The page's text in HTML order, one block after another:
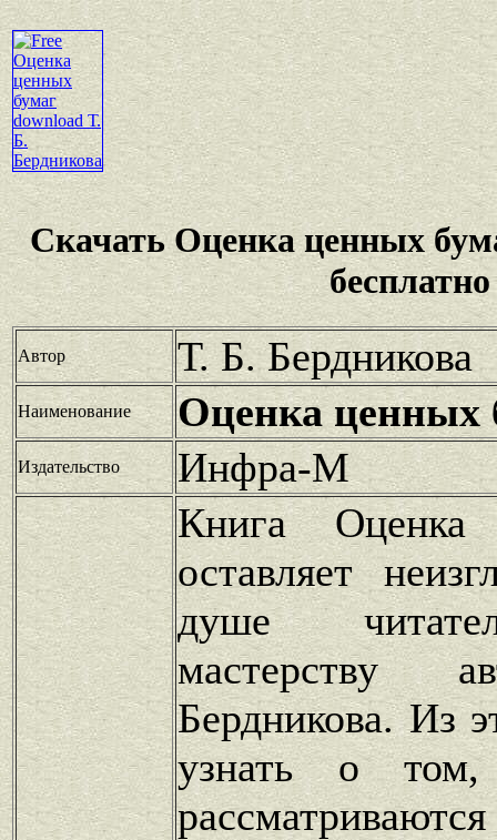
Скачать Оценка ценных
бесплатно
Автор Т. Б. Бердникова
Наименование Оценка ценных
Издательство Инфра-М
Книга
оставляет
душе
Бердникова. Из
узнать о